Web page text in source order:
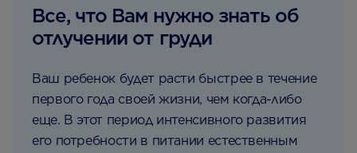
Все, что Вам нужно знать об
отлучении от груди
Ваш ребенок будет расти быстрее в течение
первого года своей жизни, чем когда-либо
еще. В этот период интенсивного развития
его потребности в питании естественным